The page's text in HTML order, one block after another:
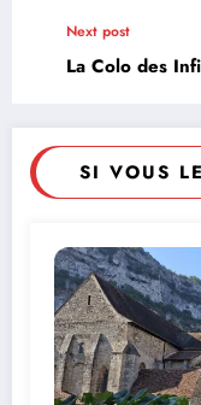
Next post
La Colo des
SI VOUS